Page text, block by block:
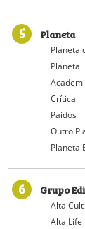
5 Planeta
Planeta
Planeta
Crítica
Paidós
Outro
Planeta
6 Grupo
Alta Cult
Alta Life